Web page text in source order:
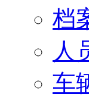
档
人
车